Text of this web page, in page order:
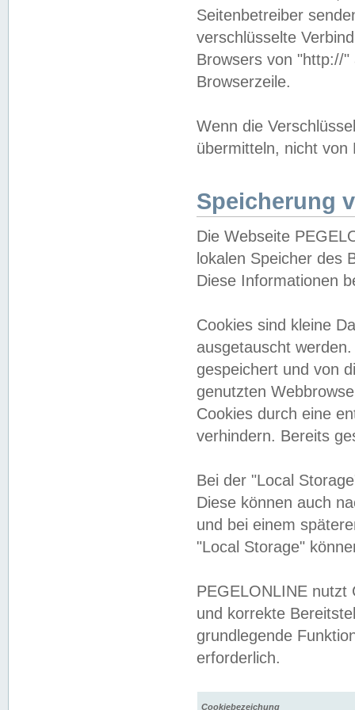
Seitenbetreiber
verschlüsselte
Browsers von "http://
Browserzeile.
Wenn die
übermitteln, nicht von
Speicherung
Die Webseite
lokalen Speicher des
Diese Informationen
Cookies sind kleine
ausgetauscht
gespeichert und von
genutzten
Cookies durch eine
verhindern. Bereits
Bei der "Local
Diese können auch
und bei einem
"Local Storage"
PEGELONLINE nutzt
und korrekte
grundlegende
erforderlich.
Cookiebezeichung